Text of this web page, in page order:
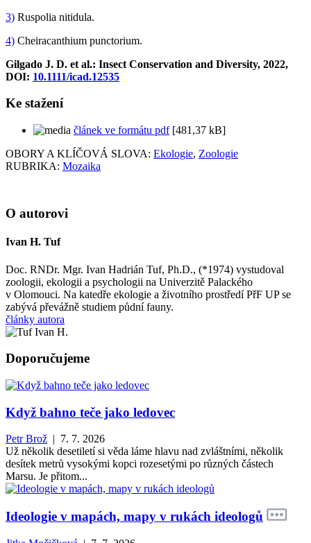
3) Ruspolia nitidula.
4) Cheiracanthium punctorium.
Gilgado J. D. et al.: Insect Conservation and Diversity, 2022,
DOI: 10.1111/icad.12535
Ke stažení
článek ve formátu pdf[481,37 kB]
OBORY A KLÍČOVÁ SLOVA: Ekologie, Zoologie
RUBRIKA: Mozaika
O autorovi
Ivan H. Tuf
Doc. RNDr. Mgr. Ivan Hadrián Tuf, Ph.D., (*1974) vystudoval
zoologii, ekologii a psychologii na Univerzitě Palackého
v Olomouci. Na katedře ekologie a životního prostředí PřF UP se
zabývá převážně studiem půdní fauny.
články autora
Doporučujeme
Když bahno teče jako ledovec
Petr Brož | 7. 7. 2026
Už několik desetiletí si věda láme hlavu nad zvláštními, několik
desítek metrů vysokými kopci rozesetými po různých částech
Marsu. Je přitom...
Ideologie v mapách, mapy v rukách ideologů